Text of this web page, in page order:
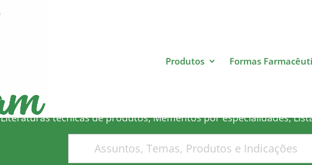
Produtos Formas
Literaturas técnicas de produtos, Mementos por especialidades,